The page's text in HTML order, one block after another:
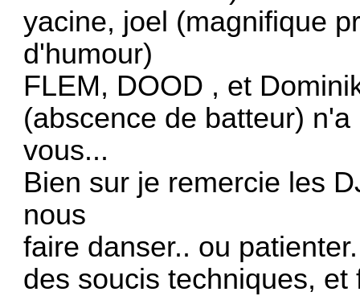
yacine, joel (magnifique
d'humour)
FLEM, DOOD , et
(abscence de batteur)
vous...
Bien sur je remercie les
nous
faire danser.. ou
des soucis techniques,